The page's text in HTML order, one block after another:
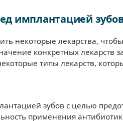
имплантацией
некоторые лекарства,
конкретных лекарств
типы лекарств,
зубов с целью
применения